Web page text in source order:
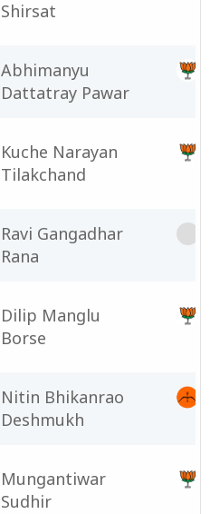
Shirsat
Abhimanyu
Dattatray Pawar
Kuche Narayan
Tilakchand
Ravi Gangadhar
Rana
Dilip Manglu
Borse
Nitin Bhikanrao
Deshmukh
Mungantiwar
Sudhir